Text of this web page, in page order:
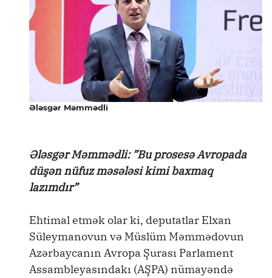
Ələsgər Məmmədli
Ələsgər Məmmədli: ”Bu prosesə Avropada
düşən nüfuz məsələsi kimi baxmaq
lazımdır”
Ehtimal etmək olar ki, deputatlar Elxan
Süleymanovun və Müslüm Məmmədovun
Azərbaycanın Avropa Şurası Parlament
Assambleyasındakı (AŞPA) nümayəndə